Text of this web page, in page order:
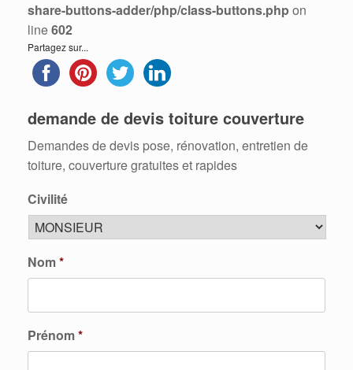
share-buttons-adder/php/class-buttons.php on
line602
Partagez sur...
demande de devis toiture couverture
Demandes de devis pose, rénovation, entretien de
toiture, couverture gratuites et rapides
Civilité
Nom*
Prénom*